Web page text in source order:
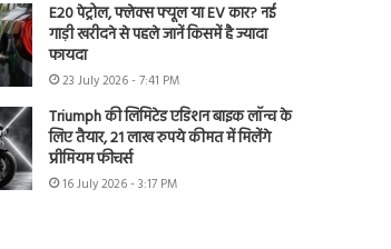
E20 पेट्रोल, फ्लेक्स फ्यूल या EV कार? नई
गाड़ी खरीदने से पहले जानें किसमें है ज्यादा
फायदा
23 July 2026 - 7:41 PM
Triumph की लिमिटेड एडिशन बाइक लॉन्च के
लिए तैयार, 21 लाख रुपये कीमत में मिलेंगे
प्रीमियम फीचर्स
16 July 2026 - 3:17 PM